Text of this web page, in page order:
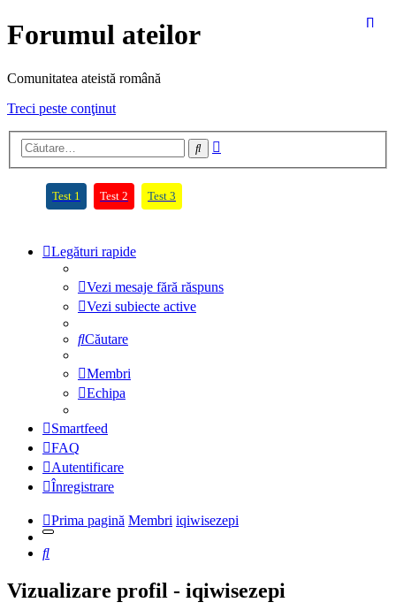
Forumul ateilor
Comunitatea ateistă română
Treci peste conţinut
Căutare
Test 1 (Opens a new tab)
Test 2 (Opens a new tab)
Test 3
Legături rapide
Vezi mesaje fără răspuns
Vezi subiecte active
Căutare
Membri
Echipa
Smartfeed
FAQ
Autentificare
Înregistrare
Prima pagină Membri iqiwisezepi
Căutare
Vizualizare profil - iqiwisezepi